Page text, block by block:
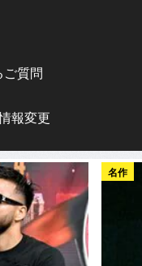
質問
報変更
名作